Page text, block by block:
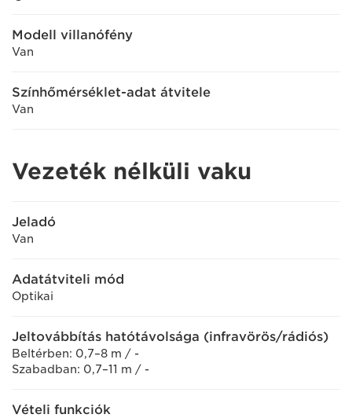
Modell villanófény
Van
Színhőmérséklet-adat átvitele
Van
Vezeték nélküli vaku
Jeladó
Van
Adatátviteli mód
Optikai
Jeltovábbítás hatótávolsága (infravörös/rádiós)
Beltérben: 0,7–8 m / -
Szabadban: 0,7–11 m / -
Vételi funkciók